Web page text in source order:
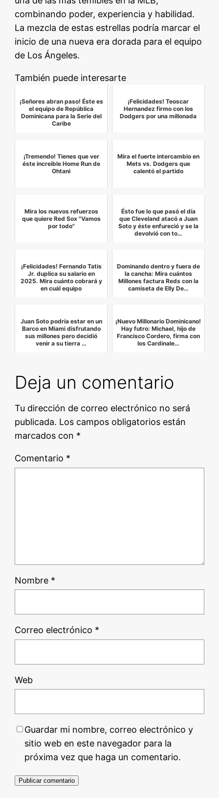
combinando poder, experiencia y habilidad.
La mezcla de estas estrellas podría marcar el
inicio de una nueva era dorada para el equipo
de Los Ángeles.
También puede interesarte
¡Señores abran paso! Éste es
el equipo de República
Dominicana para la Serie del
Caribe
¡Felicidades! Teoscar
Hernandez firmo con los
Dodgers por una millonada
¡Tremendo! Tienes que ver
éste increible Home Run de
Ohtani
Mira el fuerte intercambio en
Mets vs. Dodgers que
calentó el partido
Mira los nuevos refuerzos
que quiere Red Sox "Vamos
por todo"
Ésto fue lo que pasó el día
que Cleveland atacó a Juan
Soto y éste enfureció y se la
devolvió con to…
¡Felicidades! Fernando Tatis
Jr. duplica su salario en
2025. Mira cuánto cobrará y
en cuál equipo
Dominando dentro y fuera de
la cancha: Mira cuántos
Millones factura Reds con la
camiseta de Elly De…
Juan Soto podría estar en un
Barco en Miami disfrutando
sus millones pero decidió
venir a su tierra …
¡Nuevo Millonario Dominicano!
Hay futro: Michael, hijo de
Francisco Cordero, firma con
los Cardinale…
Deja un comentario
Tu dirección de correo electrónico no será
publicada. Los campos obligatorios están
marcados con *
Comentario *
Nombre *
Correo electrónico *
Web
Guardar mi nombre, correo electrónico y
sitio web en este navegador para la
próxima vez que haga un comentario.